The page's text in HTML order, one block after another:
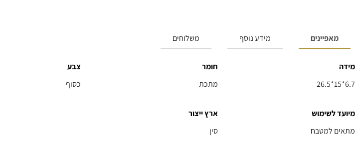
מאפיינים מידע נוסף משלוחים
מידה
26.5*15*6.7
חומר
מתכת
צבע
כסוף
מיועד לשימוש
מתאים למטבח
ארץ ייצור
סין